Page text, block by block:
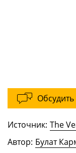
Обсудить
Источник: The
Автор: Булат